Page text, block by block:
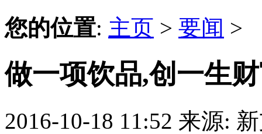
您的位置: 主页 > 要闻 >
做一项饮品,创一生
2016-10-18 11:52 来源: